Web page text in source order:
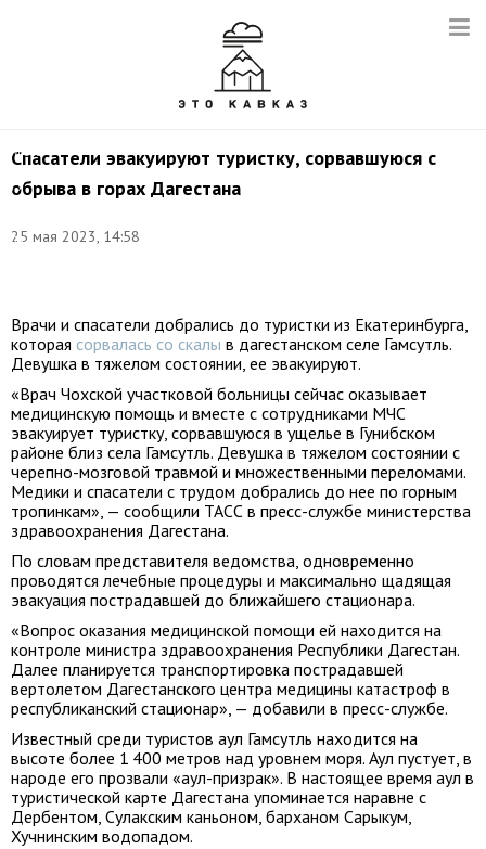
Спасатели эвакуируют туристку, сорвавшуюся с
обрыва в горах Дагестана
25 мая 2023, 14:58
пресс-
служба
ГУ
МЧС
по
Врачи и спасатели добрались до туристки из Екатеринбурга,
которая сорвалась со скалы в дагестанском селе Гамсутль.
Девушка в тяжелом состоянии, ее эвакуируют.
«Врач Чохской участковой больницы сейчас оказывает
медицинскую помощь и вместе с сотрудниками МЧС
эвакуирует туристку, сорвавшуюся в ущелье в Гунибском
районе близ села Гамсутль. Девушка в тяжелом состоянии с
черепно-мозговой травмой и множественными переломами.
Медики и спасатели с трудом добрались до нее по горным
тропинкам», — сообщили ТАСС в пресс-службе министерства
здравоохранения Дагестана.
По словам представителя ведомства, одновременно
проводятся лечебные процедуры и максимально щадящая
эвакуация пострадавшей до ближайшего стационара.
«Вопрос оказания медицинской помощи ей находится на
контроле министра здравоохранения Республики Дагестан.
Далее планируется транспортировка пострадавшей
вертолетом Дагестанского центра медицины катастроф в
республиканский стационар», — добавили в пресс-службе.
Известный среди туристов аул Гамсутль находится на
высоте более 1 400 метров над уровнем моря. Аул пустует, в
народе его прозвали «аул-призрак». В настоящее время аул в
туристической карте Дагестана упоминается наравне с
Дербентом, Сулакским каньоном, барханом Сарыкум,
Хучнинским водопадом.